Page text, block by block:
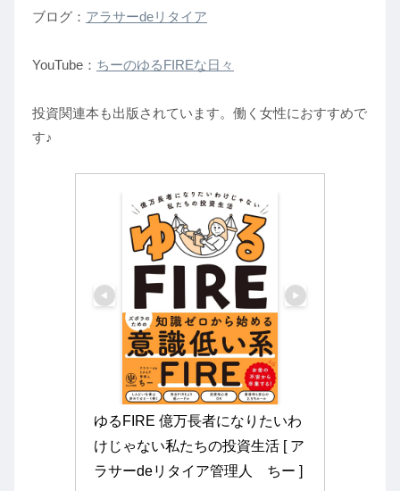
ブログ： アラサーdeリタイア
YouTube： ちーのゆるFIREな日々
投資関連本も出版されています。働く女性におすすめで
す♪
ゆるFIRE 億万長者になりたいわ
けじゃない私たちの投資生活 [ ア
ラサーdeリタイア管理人　ちー ]